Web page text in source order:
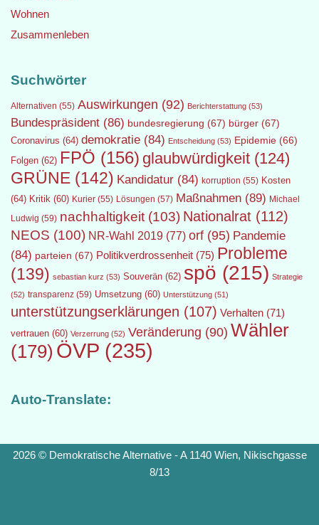
Wohnen
Zusammenleben
Suchwörter
Alternativen (55) Auswirkungen (92) Berichterstattung (53)
Bundespräsident (86) bundesregierung (67) bürger (67)
Coronavirus (64) demokratie (84) Entscheidung (53) Epidemie (66)
Folgen (62) FPÖ (156) glaubwürdigkeit (124)
GRÜNE (142) Kandidatur (84) korruption (55) Kosten
(64) Kritik (60) Kurier (55) Lösungen (57) Maßnahmen (89) Michael
Ludwig (59) nachhaltigkeit (103) Nationalrat (112)
NEOS (100) NR-Wahl 2019 (77) orf (95) Pandemie
(84) parteien (67) Politikverdrossenheit (75) Probleme
(139) sebastian kurz (53) Souverän (62) spö (215) Strategie
(52) transparenz (59) Umsetzung (60) Unterstützung (51)
unterstützungserklärungen (107) Verhalten (71)
vertrauen (60) Verzerrung (52) Veränderung (90) Wähler
(179) ÖVP (235)
Auto-Translate:
2026 © Demokratische Alternative - A 1140 Wien, Nikischgasse
8/13